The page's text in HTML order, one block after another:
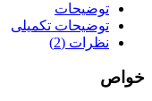
توضیحات
توضیحات تکمیلی
نظرات (2)
خواص